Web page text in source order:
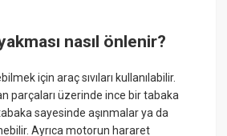
nasıl önlenir?
için araç sıvıları kullanılabilir.
parçaları üzerinde ince bir tabaka
sayesinde aşınmalar ya da
Ayrıca motorun hararet